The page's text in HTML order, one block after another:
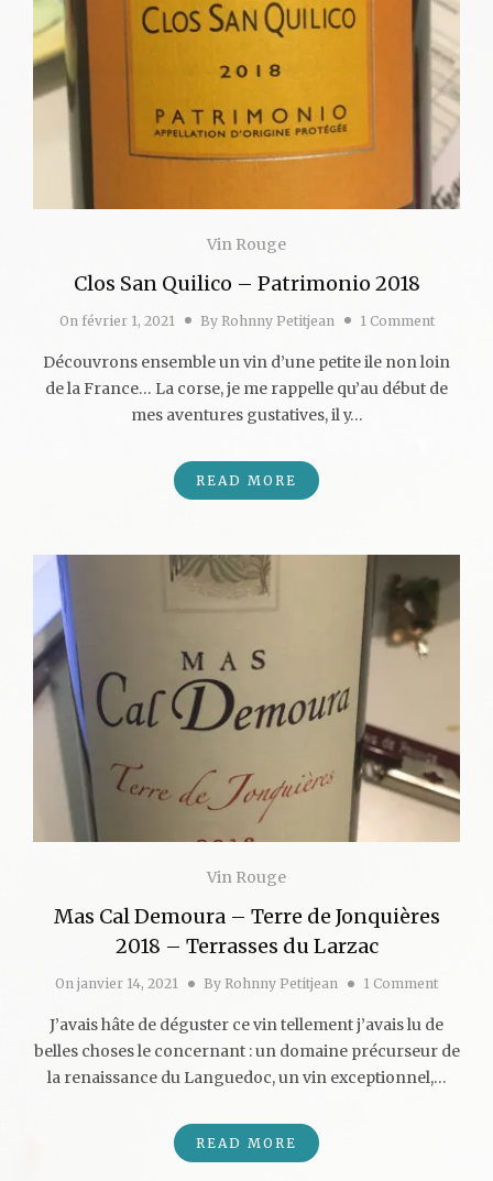
Vin Rouge
Clos San Quilico – Patrimonio 2018
On février 1, 2021 By Rohnny Petitjean 1 Comment
Découvrons ensemble un vin d’une petite ile non loin
de la France… La corse, je me rappelle qu’au début de
mes aventures gustatives, il y…
READ MORE
Vin Rouge
Mas Cal Demoura – Terre de Jonquières
2018 – Terrasses du Larzac
On janvier 14, 2021 By Rohnny Petitjean 1 Comment
J’avais hâte de déguster ce vin tellement j’avais lu de
belles choses le concernant : un domaine précurseur de
la renaissance du Languedoc, un vin exceptionnel,…
READ MORE